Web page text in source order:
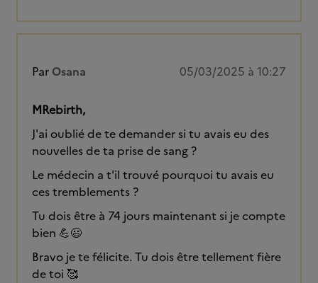
Par Osana 05/03/2025 à 10:27
MRebirth,
J'ai oublié de te demander si tu avais eu des
nouvelles de ta prise de sang ?
Le médecin a t'il trouvé pourquoi tu avais eu
ces tremblements ?
Tu dois être à 74 jours maintenant si je compte
bien 💪😃
Bravo je te félicite. Tu dois être tellement fière
de toi 🥰